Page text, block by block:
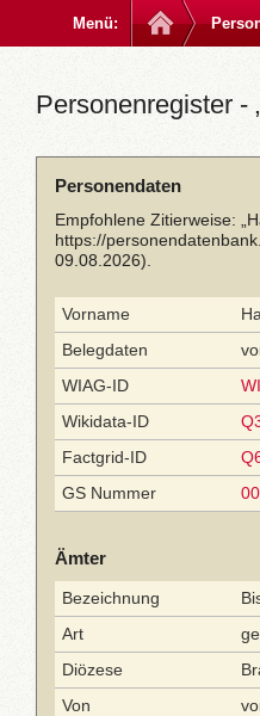
Menü:
Personenregister -
Personendaten
Empfohlene Zitierweise:
https://
09.08.2026).
Vorname
Belegdaten
WIAG-ID
Wikidata-ID
Factgrid-ID
GS Nummer
Ämter
Bezeichnung
Art
Diözese
Von